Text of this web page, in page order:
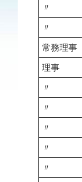
〃
〃
常務理事
理事
〃
〃
〃
〃
〃